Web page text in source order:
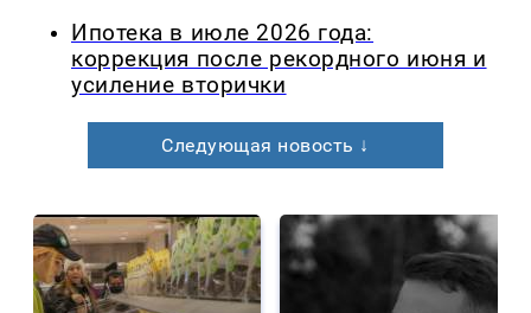
Ипотека в июле 2026 года:
коррекция после рекордного июня и
усиление вторички
Следующая новость ↓